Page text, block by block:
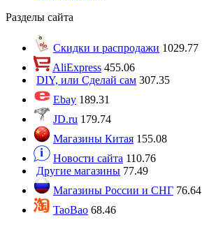
Разделы сайта
Скидки и распродажи 1029.77
AliExpress 455.06
DIY, или Сделай сам 307.35
Ebay 189.31
JD.ru 179.74
Магазины Китая 155.08
Новости сайта 110.76
Другие магазины 77.49
Магазины России и СНГ 76.64
TaoBao 68.46